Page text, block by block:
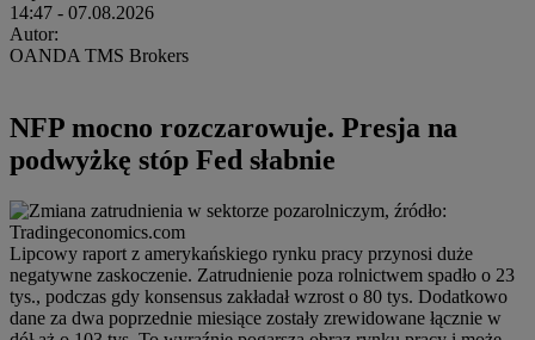
14:47 - 07.08.2026
Autor:
OANDA TMS Brokers
NFP mocno rozczarowuje. Presja na
podwyżkę stóp Fed słabnie
Lipcowy raport z amerykańskiego rynku pracy przynosi duże
negatywne zaskoczenie. Zatrudnienie poza rolnictwem spadło o 23
tys., podczas gdy konsensus zakładał wzrost o 80 tys. Dodatkowo
dane za dwa poprzednie miesiące zostały zrewidowane łącznie w